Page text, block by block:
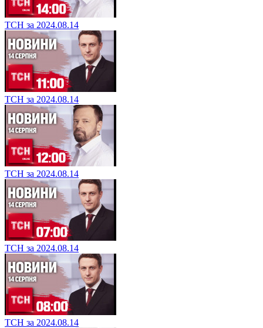
ТСН за 2024.08.14
ТСН за 2024.08.14
ТСН за 2024.08.14
ТСН за 2024.08.14
ТСН за 2024.08.14